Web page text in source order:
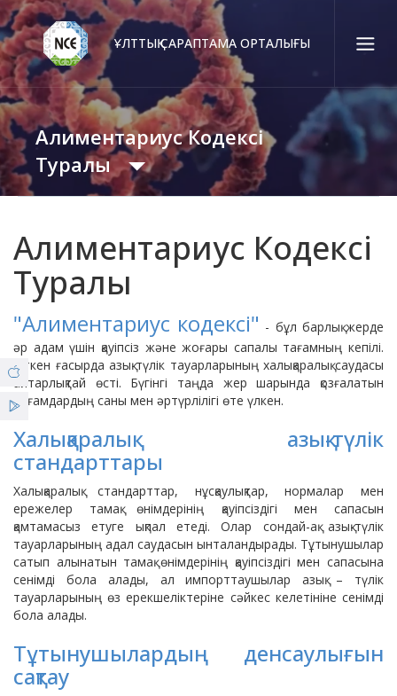
ҰЛТТЫҚ САРАПТАМА ОРТАЛЫҒЫ
Қаз Рус
Eng
Байланыс орталығы:
58-85-55, 258-85-55 (Алматы)
+7 (7277) 27-70-67 (Қонаев
)
Біз туралы
Филиалдар
Қызметтер
Жаңалықтар
ҰСО жаршысы
© Copyright 2019 - nce.kz - all rights reserved.
Алиментариус Кодексі
Туралы
Ведомствоаралық Үйлестіру Кеңесі
Комитеттер
Алиментариус Кодексі
Туралы
"Алиментариус кодексі" - бұл барлық жерде
әр адам үшін қауіпсіз және жоғары сапалы тағамның кепілі.
Өткен ғасырда азық-түлік тауарларының халықаралық саудасы
айтарлықтай өсті. Бүгінгі таңда жер шарында қозғалатын
тағамдардың саны мен әртүрлілігі өте үлкен.
Халықаралық азық-түлік
стандарттары
Халықаралық стандарттар, нұсқаулықтар, нормалар мен
ережелер тамақ өнімдерінің қауіпсіздігі мен сапасын
қамтамасыз етуге ықпал етеді. Олар сондай-ақ азық-түлік
тауарларының адал саудасын ынталандырады. Тұтынушылар
сатып алынатын тамақ өнімдерінің қауіпсіздігі мен сапасына
сенімді бола алады, ал импорттаушылар азық – түлік
тауарларының өз ерекшеліктеріне сәйкес келетініне сенімді
бола алады.
Тұтынушылардың денсаулығын
сақтау